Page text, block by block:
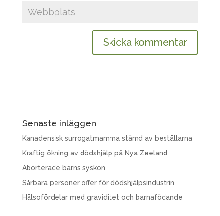
Senaste inläggen
Kanadensisk surrogatmamma stämd av beställarna
Kraftig ökning av dödshjälp på Nya Zeeland
Aborterade barns syskon
Sårbara personer offer för dödshjälpsindustrin
Hälsofördelar med graviditet och barnafödande